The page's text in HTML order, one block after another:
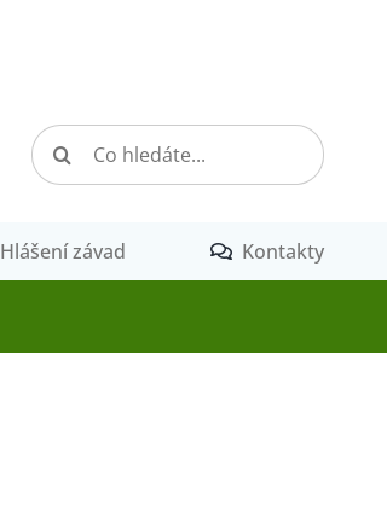
Hledat:
Hlášení závad Kontakty